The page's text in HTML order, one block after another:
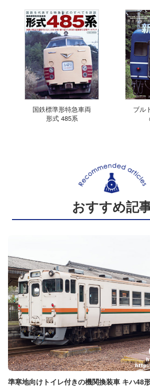
国鉄標準形特急車両
形式 485系
ブル
おすすめ記
準寒地向けトイレ付きの機関換装車 キハ48